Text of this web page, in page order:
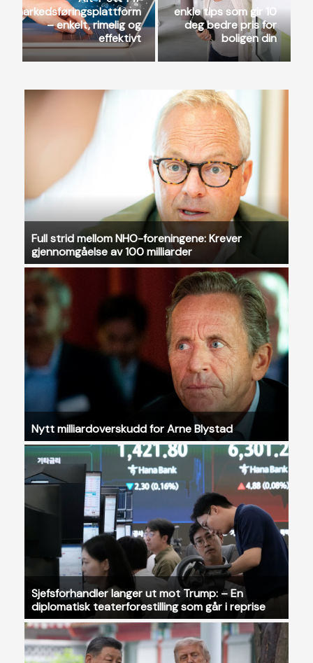
Alt du trenger til
teknisk isolering rett
til anleggsstedet.
Bidrar til å løse
bemanningskrisen i
nordisk helsevesen
Full strid mellom NHO-foreningene: Krever
gjennomgåelse av 100 milliarder
Nytt milliardoverskudd for Arne Blystad
Sjefsforhandler langer ut mot Trump: – En
diplomatisk teaterforestilling som går i reprise